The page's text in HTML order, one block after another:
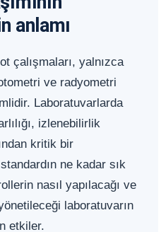
anlamı
çalışmaları, yalnızca
ve radyometri
Laboratuvarlarda
izlenebilirlik
kritik bir
ne kadar sık
nasıl yapılacağı ve
laboratuvarın
etkiler.